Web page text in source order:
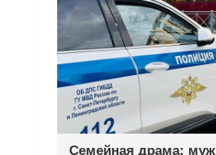
Семейная драма: муж